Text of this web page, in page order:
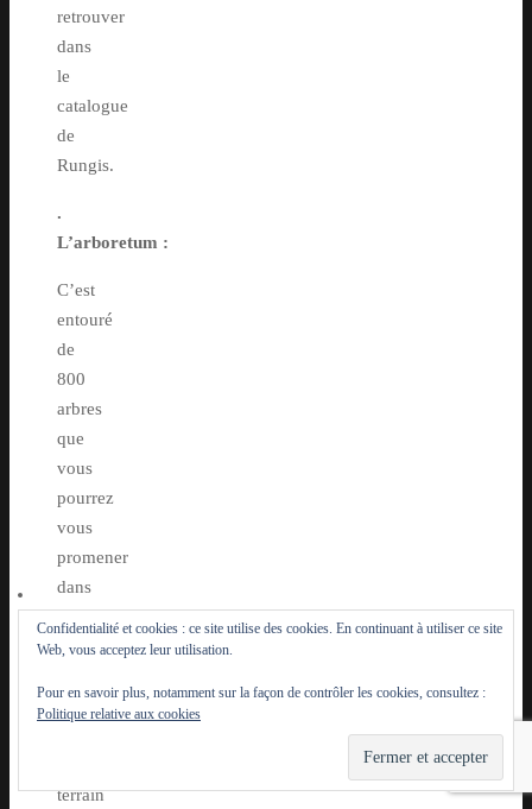
retrouver
dans
le
catalogue
de
Rungis.
.
L’arboretum :
C’est
entouré
de
800
arbres
que
vous
pourrez
vous
promener
dans
cet
endroit.
zone
terrain
Confidentialité et cookies : ce site utilise des cookies. En continuant à utiliser ce site
Web, vous acceptez leur utilisation.
Pour en savoir plus, notamment sur la façon de contrôler les cookies, consultez :
Politique relative aux cookies